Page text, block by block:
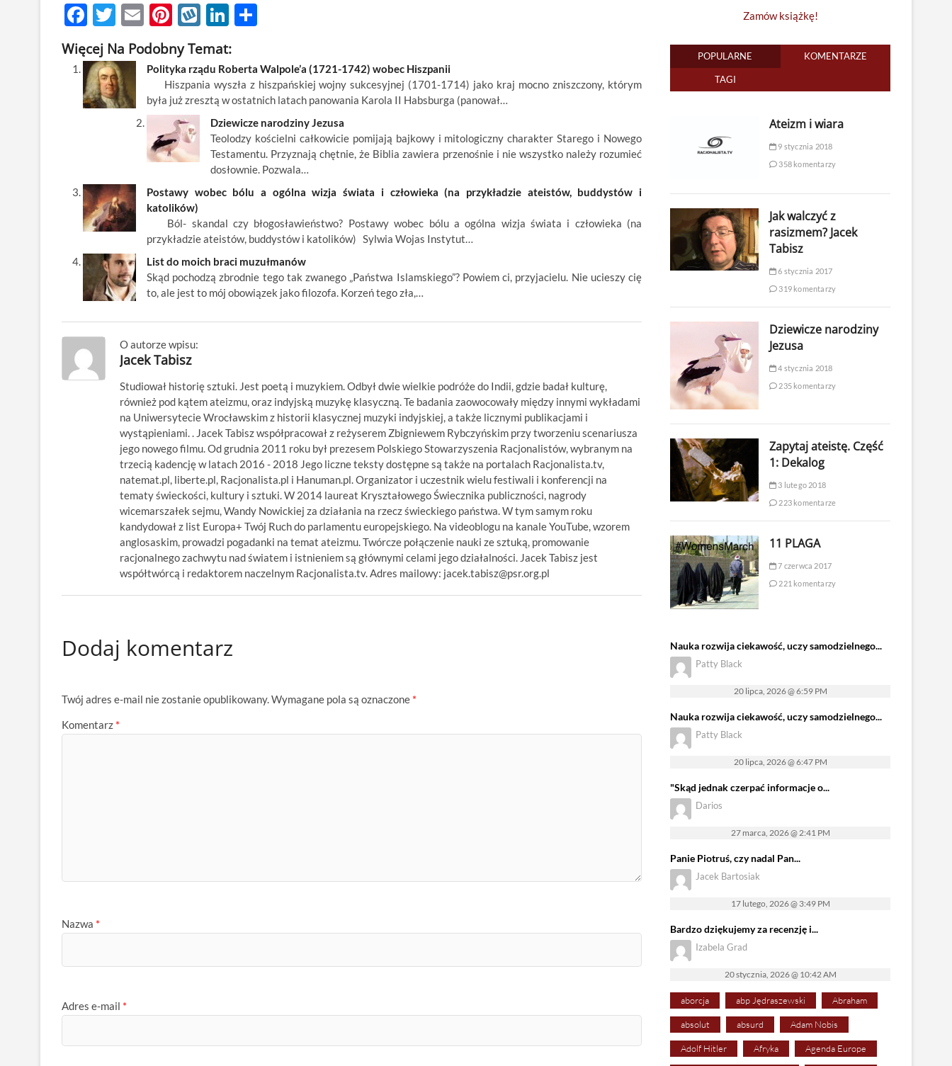
F
ac
e
b
o
T
w
itt
er
E
m
ail
Pi
nt
er
es
t
W
k
o
p
Li
k
e
dI
n
ar
e
Więcej Na Podobny Temat:
Polityka rządu Roberta Walpole’a (1721-1742) wobec Hiszpanii
Hiszpania wyszła z hiszpańskiej wojny sukcesyjnej (1701-1714) jako kraj mocno zniszczony, którym
była już zresztą w ostatnich latach panowania Karola II Habsburga (panował…
Dziewicze narodziny Jezusa
Teolodzy kościelni całkowicie pomijają bajkowy i mitologiczny charakter Starego i Nowego
Testamentu. Przyznają chętnie, że Biblia zawiera przenośnie i nie wszystko należy rozumieć
dosłownie. Pozwala…
Postawy wobec bólu a ogólna wizja świata i człowieka (na przykładzie ateistów, buddystów i
katolików)
Ból- skandal czy błogosławieństwo? Postawy wobec bólu a ogólna wizja świata i człowieka (na
przykładzie ateistów, buddystów i katolików) Sylwia Wojas Instytut…
List do moich braci muzułmanów
Skąd pochodzą zbrodnie tego tak zwanego „Państwa Islamskiego”? Powiem ci, przyjacielu. Nie ucieszy cię
to, ale jest to mój obowiązek jako filozofa. Korzeń tego zła,…
O autorze wpisu:
Jacek Tabisz
Studiował historię sztuki. Jest poetą i muzykiem. Odbył dwie wielkie podróże do Indii, gdzie badał kulturę,
również pod kątem ateizmu, oraz indyjską muzykę klasyczną. Te badania zaowocowały między innymi wykładami
na Uniwersytecie Wrocławskim z historii klasycznej muzyki indyjskiej, a także licznymi publikacjami i
wystąpieniami. . Jacek Tabisz współpracował z reżyserem Zbigniewem Rybczyńskim przy tworzeniu scenariusza
jego nowego filmu. Od grudnia 2011 roku był prezesem Polskiego Stowarzyszenia Racjonalistów, wybranym na
trzecią kadencję w latach 2016 - 2018 Jego liczne teksty dostępne są także na portalach Racjonalista.tv,
natemat.pl, liberte.pl, Racjonalista.pl i Hanuman.pl. Organizator i uczestnik wielu festiwali i konferencji na
tematy świeckości, kultury i sztuki. W 2014 laureat Kryształowego Świecznika publiczności, nagrody
wicemarszałek sejmu, Wandy Nowickiej za działania na rzecz świeckiego państwa. W tym samym roku
kandydował z list Europa+ Twój Ruch do parlamentu europejskiego. Na videoblogu na kanale YouTube, wzorem
anglosaskim, prowadzi pogadanki na temat ateizmu. Twórcze połączenie nauki ze sztuką, promowanie
racjonalnego zachwytu nad światem i istnieniem są głównymi celami jego działalności. Jacek Tabisz jest
współtwórcą i redaktorem naczelnym Racjonalista.tv. Adres mailowy: jacek.tabisz@psr.org.pl
Dodaj komentarz
Twój adres e-mail nie zostanie opublikowany.Wymagane pola są oznaczone *
Komentarz *
Nazwa *
Adres e-mail *
Zamów książkę!
POPULARNE KOMENTARZE
TAGI
Ateizm i wiara
9 stycznia 2018
358 komentarzy
Jak walczyć z
rasizmem? Jacek
Tabisz
6 stycznia 2017
319 komentarzy
Dziewicze narodziny
Jezusa
4 stycznia 2018
235 komentarzy
Zapytaj ateistę. Część
1: Dekalog
3 lutego 2018
223 komentarze
11 PLAGA
7 czerwca 2017
221 komentarzy
Nauka rozwija ciekawość, uczy samodzielnego...
Patty Black
20 lipca, 2026 @ 6:59 PM
Nauka rozwija ciekawość, uczy samodzielnego...
Patty Black
20 lipca, 2026 @ 6:47 PM
"Skąd jednak czerpać informacje o...
Darios
27 marca, 2026 @ 2:41 PM
Panie Piotruś, czy nadal Pan...
Jacek Bartosiak
17 lutego, 2026 @ 3:49 PM
Bardzo dziękujemy za recenzję i...
Izabela Grad
20 stycznia, 2026 @ 10:42 AM
aborcja abp Jędraszewski Abraham
absolut absurd Adam Nobis
Adolf Hitler Afryka Agenda Europe